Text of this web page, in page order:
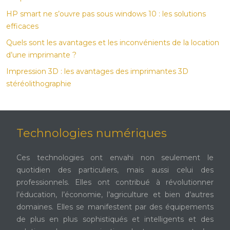
HP smart ne s’ouvre pas sous windows 10 : les solutions
efficaces
Quels sont les avantages et les inconvénients de la location
d’une imprimante ?
Impression 3D : les avantages des imprimantes 3D
stéréolithographie
Technologies numériques
Ces technologies ont envahi non seulement le
quotidien des particuliers, mais aussi celui des
professionnels. Elles ont contribué à révolutionner
l’éducation, l’économie, l’agriculture et bien d’autres
domaines. Elles se manifestent par des équipements
de plus en plus sophistiqués et intelligents et des